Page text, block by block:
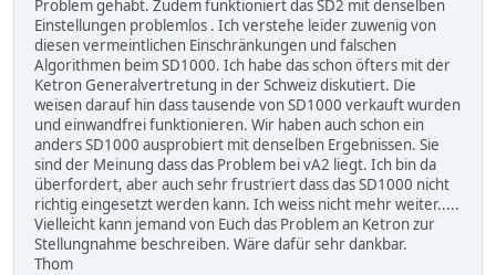
Problem gehabt. Zudem funktioniert das SD2 mit denselben
Einstellungen problemlos . Ich verstehe leider zuwenig von
diesen vermeintlichen Einschränkungen und falschen
Algorithmen beim SD1000. Ich habe das schon öfters mit der
Ketron Generalvertretung in der Schweiz diskutiert. Die
weisen darauf hin dass tausende von SD1000 verkauft wurden
und einwandfrei funktionieren. Wir haben auch schon ein
anders SD1000 ausprobiert mit denselben Ergebnissen. Sie
sind der Meinung dass das Problem bei vA2 liegt. Ich bin da
überfordert, aber auch sehr frustriert dass das SD1000 nicht
richtig eingesetzt werden kann. Ich weiss nicht mehr weiter.....
Vielleicht kann jemand von Euch das Problem an Ketron zur
Stellungnahme beschreiben. Wäre dafür sehr dankbar.
Thom